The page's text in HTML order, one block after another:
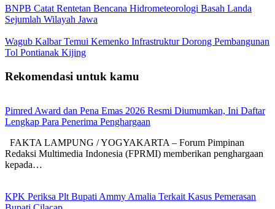
BNPB Catat Rentetan Bencana Hidrometeorologi Basah Landa
Sejumlah Wilayah Jawa
Wagub Kalbar Temui Kemenko Infrastruktur Dorong Pembangunan
Tol Pontianak Kijing
Rekomendasi untuk kamu
Pimred Award dan Pena Emas 2026 Resmi Diumumkan, Ini Daftar
Lengkap Para Penerima Penghargaan
FAKTA LAMPUNG / YOGYAKARTA – Forum Pimpinan
Redaksi Multimedia Indonesia (FPRMI) memberikan penghargaan
kepada…
KPK Periksa Plt Bupati Ammy Amalia Terkait Kasus Pemerasan